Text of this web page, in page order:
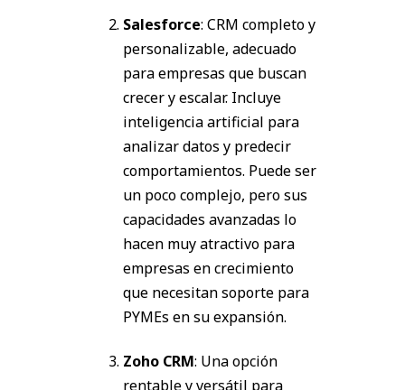
Salesforce: CRM completo y
personalizable, adecuado
para empresas que buscan
crecer y escalar. Incluye
inteligencia artificial para
analizar datos y predecir
comportamientos. Puede ser
un poco complejo, pero sus
capacidades avanzadas lo
hacen muy atractivo para
empresas en crecimiento
que necesitan soporte para
PYMEs en su expansión.
Zoho CRM: Una opción
rentable y versátil para